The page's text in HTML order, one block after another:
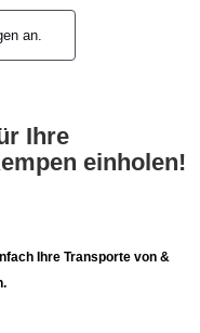
an.
Ihre
einholen!
Ihre Transporte von &